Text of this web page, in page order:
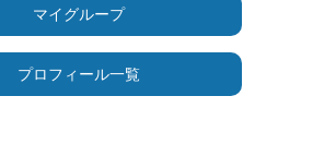
マイグループ
プロフィール一覧